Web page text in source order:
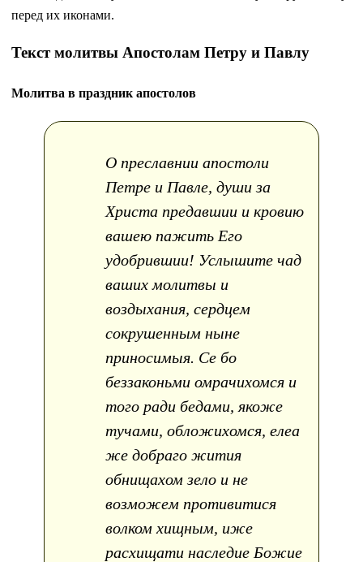
перед их иконами.
Текст молитвы Апостолам Петру и Павлу
Молитва в праздник апостолов
О преславнии апостоли
Петре и Павле, души за
Христа предавшии и кровию
вашею пажить Его
удобрившии! Услышите чад
ваших молитвы и
воздыхания, сердцем
сокрушенным ныне
приносимыя. Се бо
беззаконьми омрачихомся и
того ради бедами, якоже
тучами, обложихомся, елеа
же добраго жития
обнищахом зело и не
возможем противитися
волком хищным, иже
расхищати наследие Божие